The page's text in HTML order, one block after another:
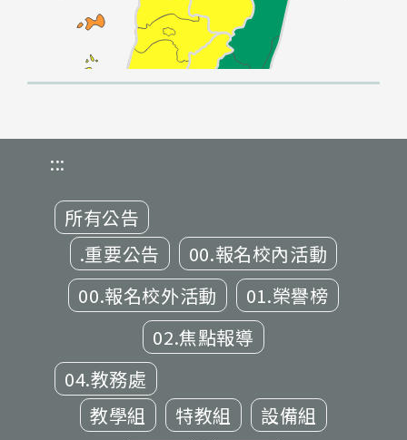
:::
所有公告
.重要公告
00.報名校內活動
00.報名校外活動
01.榮譽榜
02.焦點報導
04.教務處
教學組
特教組
設備組